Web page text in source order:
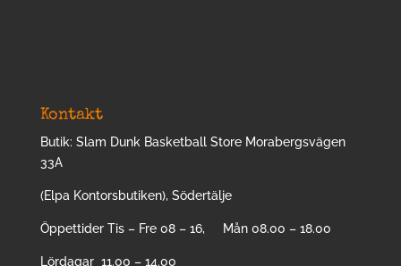
Kontakt
Butik: Slam Dunk Basketball Store Morabergsvägen
33A
(Elpa Kontorsbutiken), Södertälje
Öppettider Tis – Fre 08 – 16, Mån 08.00 – 18.00
Lördagar 11.00 – 14.00